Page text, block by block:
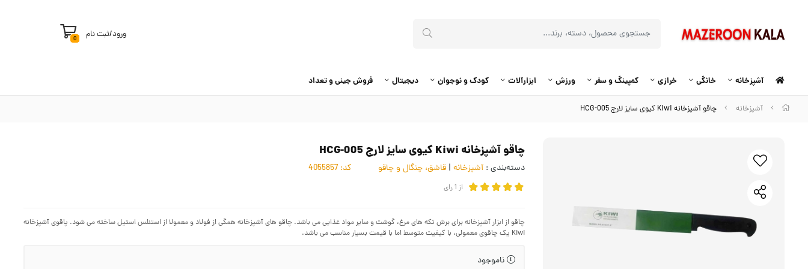
ورود/ثبت نام 0
آشپزخانه خانگی خرازی کمپینگ و سفر ورزش ابزارآلات کودک و نوجوان دیجیتال فروش جینی و تعداد
آشپزخانه چاقو آشپزخانه Kiwi کیوی سایز لارج HCG-005
چاقو آشپزخانه Kiwi کیوی سایز لارج HCG-005
دسته‌بندی : آشپزخانه | قاشق، چنگال و چاقو کد:
از 1رای
چاقو از ابزار آشپزخانه برای برش تکه های مرغ، گوشت و سایر مواد غذایی می باشد. چاقو های آشپزخانه همگی از فولاد و معمولا از استنلس استیل ساخته می شود. پاقوی آشپزخانه
Kiwi یک چاقوی معمولی، با کیفیت متوسط اما با قیمت بسیار مناسب می باشد.
ناموجود